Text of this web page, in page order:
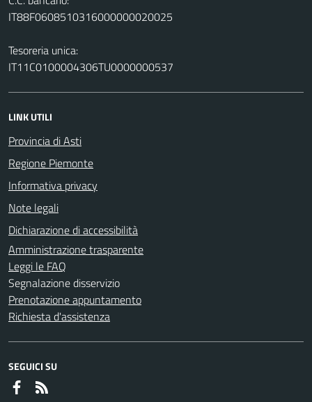
IT88F0608510316000000020025
Tesoreria unica:
IT11C0100004306TU0000000537
LINK UTILI
Provincia di Asti
Regione Piemonte
Informativa privacy
Note legali
Dichiarazione di accessibilità
Amministrazione trasparente
Leggi le FAQ
Segnalazione disservizio
Prenotazione appuntamento
Richiesta d'assistenza
SEGUICI SU